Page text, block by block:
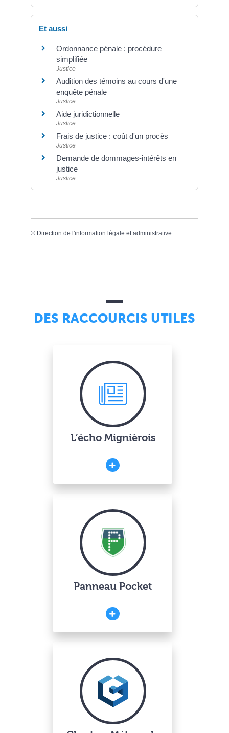
Et aussi
Ordonnance pénale : procédure
simplifiée
Justice
Audition des témoins au cours d'une
enquête pénale
Justice
Aide juridictionnelle
Justice
Frais de justice : coût d'un procès
Justice
Demande de dommages-intérêts en
justice
Justice
© Direction de l'information légale et administrative
DES RACCOURCIS UTILES
L’écho Mignièrois
Panneau Pocket